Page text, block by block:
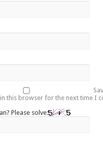
this browser for the next time I
Please solve: